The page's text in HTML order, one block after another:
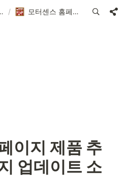
최신 이슈 / 모터센스 홈페이지 제품 추천하기 페이지 업데이트 소식!
이지 제품 추
업데이트 소